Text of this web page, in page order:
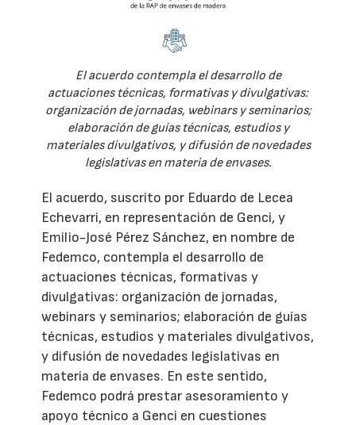
El acuerdo contempla el desarrollo de
actuaciones técnicas, formativas y divulgativas:
organización de jornadas, webinars y seminarios;
elaboración de guías técnicas, estudios y
materiales divulgativos, y difusión de novedades
legislativas en materia de envases.
El acuerdo, suscrito por Eduardo de Lecea
Echevarri, en representación de Genci, y
Emilio-José Pérez Sánchez, en nombre de
Fedemco, contempla el desarrollo de
actuaciones técnicas, formativas y
divulgativas: organización de jornadas,
webinars y seminarios; elaboración de guías
técnicas, estudios y materiales divulgativos,
y difusión de novedades legislativas en
materia de envases. En este sentido,
Fedemco podrá prestar asesoramiento y
apoyo técnico a Genci en cuestiones